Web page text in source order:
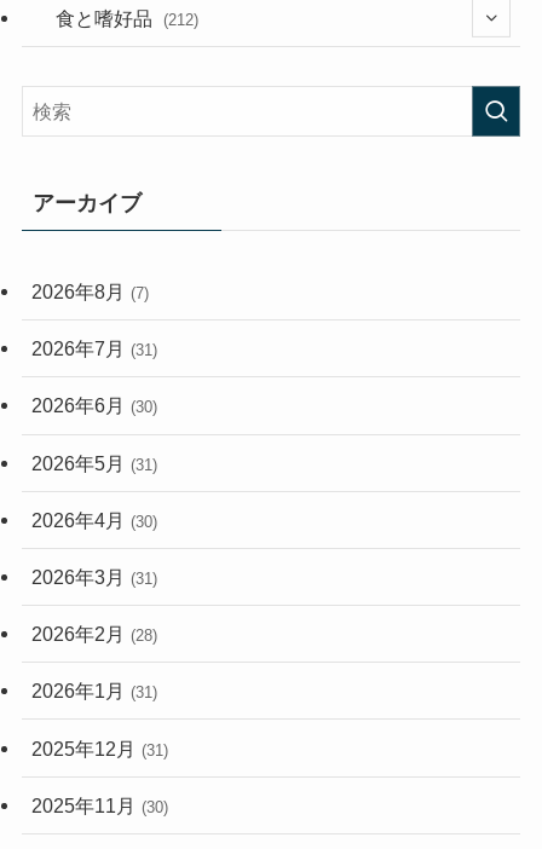
(282)
(33)
(248)
(56)
食と嗜好品 (212)
アーカイブ
2026年8月 (7)
2026年7月 (31)
2026年6月 (30)
2026年5月 (31)
2026年4月 (30)
2026年3月 (31)
2026年2月 (28)
2026年1月 (31)
2025年12月 (31)
2025年11月 (30)